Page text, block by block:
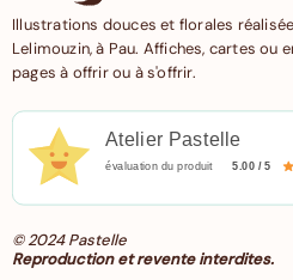
Illustrations douces et florales
Lelimouzin, à Pau. Affiches, cartes ou
pages à offrir ou à s'offrir.
Atelier Pastelle
évaluation du produit 5.00 / 5
© 2024 Pastelle
Reproduction et revente interdites.